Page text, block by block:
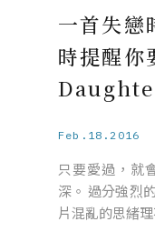
一首失戀
時提醒你
Feb.18.2016
只要愛過，就
深。 過分強烈
片混亂的思緒